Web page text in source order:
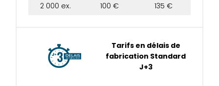
2 000 ex.
100 € 135 €
Tarifs en délais de
fabrication Standard
J+3